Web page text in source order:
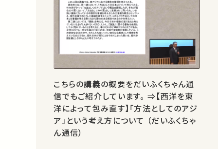
こちらの講義の概要をだいふくちゃん通
信でもご紹介しています。 ⇒【西洋を東
洋によって包み直す】「方法としてのアジ
ア」という考え方について （だいふくちゃ
ん通信）